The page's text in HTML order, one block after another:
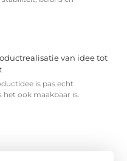
van idee tot
is pas echt
het ook maakbaar is.